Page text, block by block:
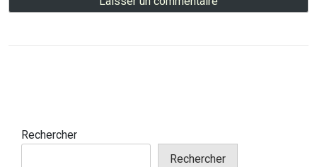
Rechercher
Rechercher